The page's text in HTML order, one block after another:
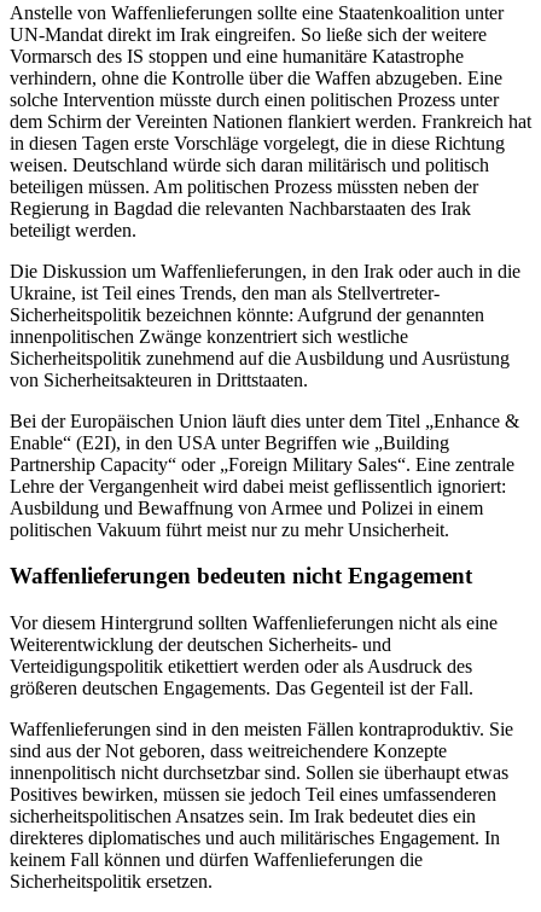
Anstelle von Waffenlieferungen sollte eine Staatenkoalition unter
UN-Mandat direkt im Irak eingreifen. So ließe sich der weitere
Vormarsch des IS stoppen und eine humanitäre Katastrophe
verhindern, ohne die Kontrolle über die Waffen abzugeben. Eine
solche Intervention müsste durch einen politischen Prozess unter
dem Schirm der Vereinten Nationen flankiert werden. Frankreich hat
in diesen Tagen erste Vorschläge vorgelegt, die in diese Richtung
weisen. Deutschland würde sich daran militärisch und politisch
beteiligen müssen. Am politischen Prozess müssten neben der
Regierung in Bagdad die relevanten Nachbarstaaten des Irak
beteiligt werden.
Die Diskussion um Waffenlieferungen, in den Irak oder auch in die
Ukraine, ist Teil eines Trends, den man als Stellvertreter-
Sicherheitspolitik bezeichnen könnte: Aufgrund der genannten
innenpolitischen Zwänge konzentriert sich westliche
Sicherheitspolitik zunehmend auf die Ausbildung und Ausrüstung
von Sicherheitsakteuren in Drittstaaten.
Bei der Europäischen Union läuft dies unter dem Titel „Enhance &
Enable“ (E2I), in den USA unter Begriffen wie „Building
Partnership Capacity“ oder „Foreign Military Sales“. Eine zentrale
Lehre der Vergangenheit wird dabei meist geflissentlich ignoriert:
Ausbildung und Bewaffnung von Armee und Polizei in einem
politischen Vakuum führt meist nur zu mehr Unsicherheit.
Waffenlieferungen bedeuten nicht Engagement
Vor diesem Hintergrund sollten Waffenlieferungen nicht als eine
Weiterentwicklung der deutschen Sicherheits- und
Verteidigungspolitik etikettiert werden oder als Ausdruck des
größeren deutschen Engagements. Das Gegenteil ist der Fall.
Waffenlieferungen sind in den meisten Fällen kontraproduktiv. Sie
sind aus der Not geboren, dass weitreichendere Konzepte
innenpolitisch nicht durchsetzbar sind. Sollen sie überhaupt etwas
Positives bewirken, müssen sie jedoch Teil eines umfassenderen
sicherheitspolitischen Ansatzes sein. Im Irak bedeutet dies ein
direkteres diplomatisches und auch militärisches Engagement. In
keinem Fall können und dürfen Waffenlieferungen die
Sicherheitspolitik ersetzen.